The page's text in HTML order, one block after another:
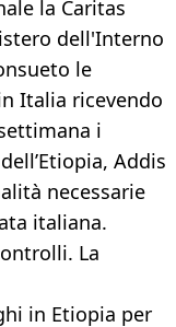
la Caritas
dell'Interno
le
Italia ricevendo
i
Addis
necessarie
italiana.
La
in Etiopia per